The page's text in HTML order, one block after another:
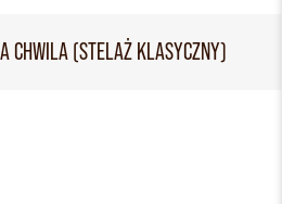
CHWILA (STELAŻ KLASYCZNY)